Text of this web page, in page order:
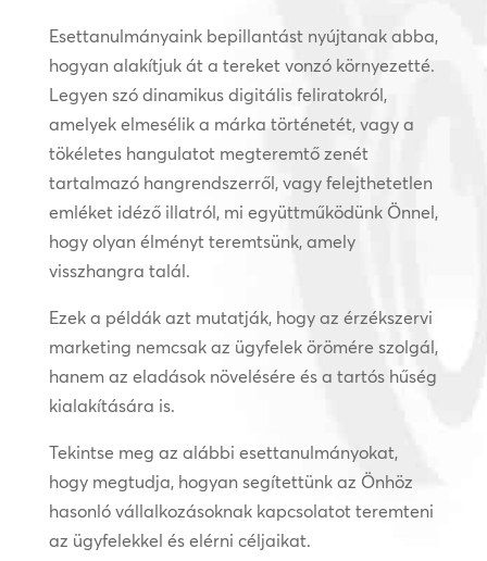
Esettanulmányaink bepillantást nyújtanak abba,
hogyan alakítjuk át a tereket vonzó környezetté.
Legyen szó dinamikus digitális feliratokról,
amelyek elmesélik a márka történetét, vagy a
tökéletes hangulatot megteremtő zenét
tartalmazó hangrendszerről, vagy felejthetetlen
emléket idéző illatról, mi együttműködünk Önnel,
hogy olyan élményt teremtsünk, amely
visszhangra talál.
Ezek a példák azt mutatják, hogy az érzékszervi
marketing nemcsak az ügyfelek örömére szolgál,
hanem az eladások növelésére és a tartós hűség
kialakítására is.
Tekintse meg az alábbi esettanulmányokat,
hogy megtudja, hogyan segítettünk az Önhöz
hasonló vállalkozásoknak kapcsolatot teremteni
az ügyfelekkel és elérni céljaikat.